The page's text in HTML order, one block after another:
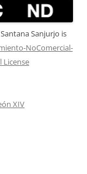
Sanjurjo is
NoComercial-
License
XIV